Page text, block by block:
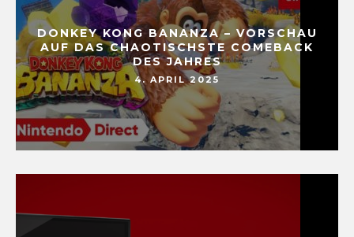
DONKEY KONG BANANZA – VORSCHAU
AUF DAS CHAOTISCHSTE COMEBACK
DES JAHRES
4. APRIL 2025